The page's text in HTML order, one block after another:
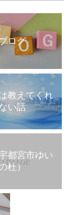
ログ
教えてくれ
い話
都宮市ゆい
杜）